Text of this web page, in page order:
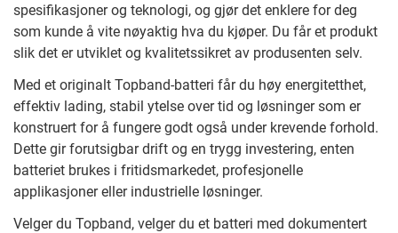
spesifikasjoner og teknologi, og gjør det enklere for deg
som kunde å vite nøyaktig hva du kjøper. Du får et produkt
slik det er utviklet og kvalitetssikret av produsenten selv.
Med et originalt Topband-batteri får du høy energitetthet,
effektiv lading, stabil ytelse over tid og løsninger som er
konstruert for å fungere godt også under krevende forhold.
Dette gir forutsigbar drift og en trygg investering, enten
batteriet brukes i fritidsmarkedet, profesjonelle
applikasjoner eller industrielle løsninger.
Velger du Topband, velger du et batteri med dokumentert